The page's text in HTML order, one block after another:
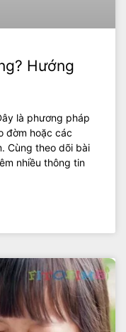
Hướng
là phương pháp
đờm hoặc các
Cùng theo dõi bài
nhiều thông tin